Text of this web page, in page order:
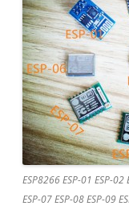
ESP8266 ESP-01 ESP-02
ESP-07 ESP-08 ESP-09